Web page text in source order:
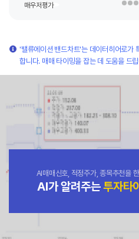
'밸류에이션 밴드차트'는 데이터히어로가
합니다. 매매 타이밍을 잡는 데 도움을 드
AI매매신호, 적정주가, 종목추천을
AI가 알려주는투자타